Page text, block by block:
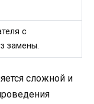
с
замены.
сложной и